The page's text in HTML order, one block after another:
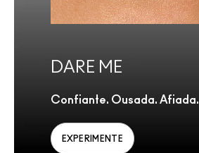
DARE ME
Confiante. Ousada. Afiada.
EXPERIMENTE